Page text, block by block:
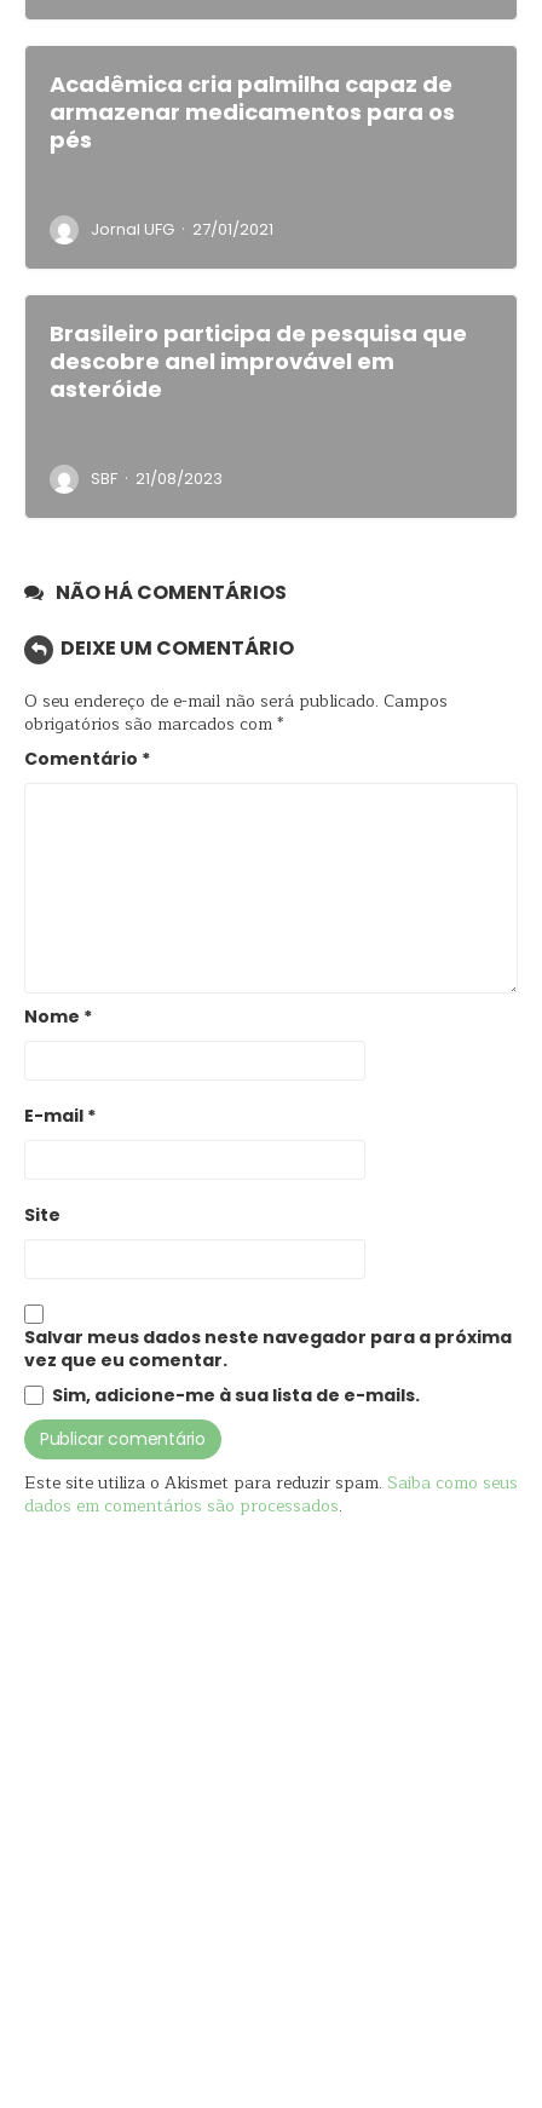
Acadêmica cria palmilha capaz de
armazenar medicamentos para os
pés
Jornal UFG · 27/01/2021
Brasileiro participa de pesquisa que
descobre anel improvável em
asteróide
SBF · 21/08/2023
NÃO HÁ COMENTÁRIOS
DEIXE UM COMENTÁRIO
O seu endereço de e-mail não será publicado. Campos
obrigatórios são marcados com*
Comentário *
Nome *
E-mail *
Site
Salvar meus dados neste navegador para a próxima
vez que eu comentar.
Sim, adicione-me à sua lista de e-mails.
Este site utiliza o Akismet para reduzir spam. Saiba como seus
dados em comentários são processados.